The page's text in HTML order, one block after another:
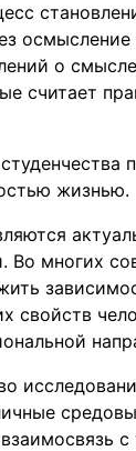
о
считает
жизнью.
Во многих
свойств